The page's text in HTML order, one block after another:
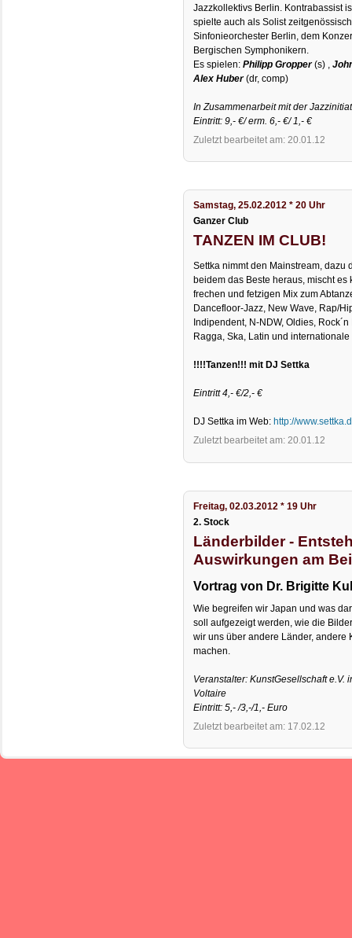
Jazzkollektivs Berlin. Kontrabassist
spielte auch als Solist
Sinfonieorchester Berlin, dem
Bergischen Symphonikern.
Es spielen:Philipp Gropper(s) ,
Alex Huber(dr, comp)
In Zusammenarbeit mit der
Eintritt: 9,- €/ erm. 6,- €/ 1,- €
Zuletzt bearbeitet am: 20.01.12
Samstag, 25.02.2012 * 20 Uhr
Ganzer Club
TANZEN IM CLUB!
Settka nimmt den Mainstream, dazu
beidem das Beste heraus, mischt
frechen und fetzigen Mix zum
Dancefloor-Jazz, New Wave, Rap/
Indipendent, N-NDW, Oldies,
Ragga, Ska, Latin und
!!!!Tanzen!!! mit DJ Settka
Eintritt 4,- €/2,- €
DJ Settka im Web: http://
Zuletzt bearbeitet am: 20.01.12
Freitag, 02.03.2012 * 19 Uhr
2. Stock
Länderbilder -
Auswirkungen am
Vortrag von Dr. Brigitte
Wie begreifen wir Japan und was
soll aufgezeigt werden, wie die
wir uns über andere Länder, andere
machen.
Veranstalter: KunstGesellschaft e.V.
Voltaire
Eintritt: 5,- /3,-/1,- Euro
Zuletzt bearbeitet am: 17.02.12